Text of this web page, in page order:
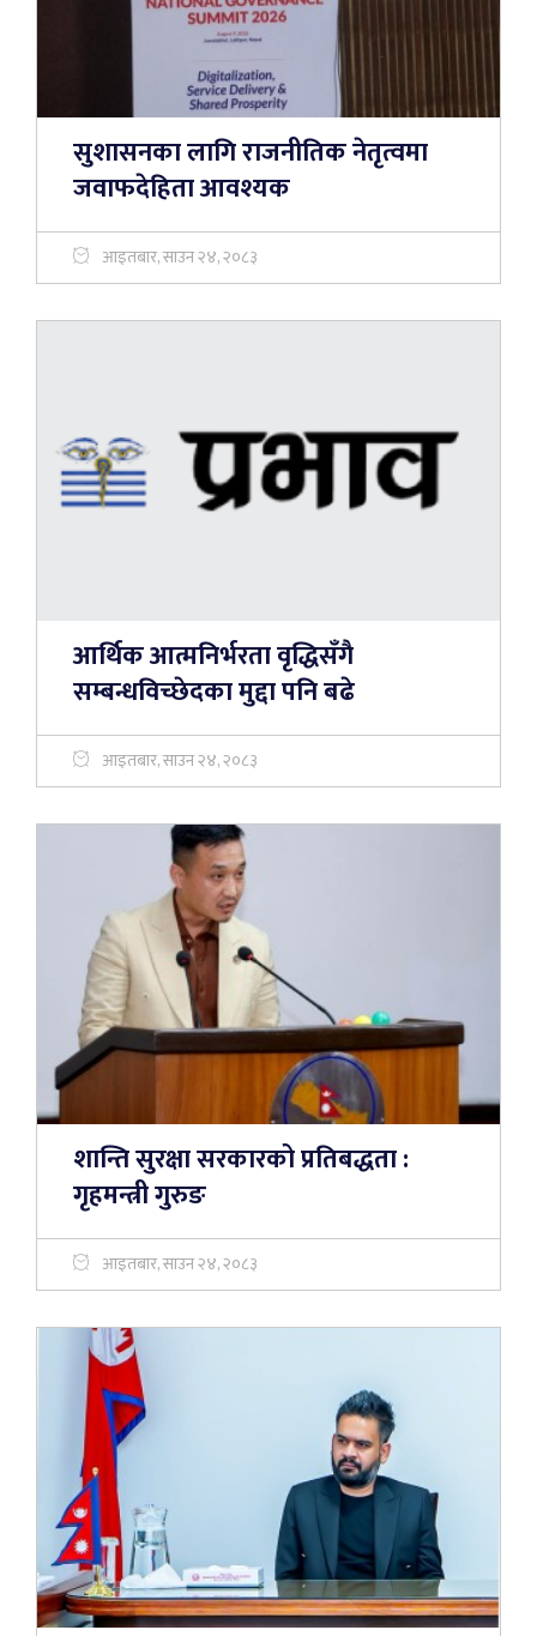
सुशासनका लागि राजनीतिक नेतृत्वमा
जवाफदेहिता आवश्यक
आइतबार, साउन २४, २०८३
आर्थिक आत्मनिर्भरता वृद्धिसँगै
सम्बन्धविच्छेदका मुद्दा पनि बढे
आइतबार, साउन २४, २०८३
शान्ति सुरक्षा सरकारको प्रतिबद्धता :
गृहमन्त्री गुरुङ
आइतबार, साउन २४, २०८३